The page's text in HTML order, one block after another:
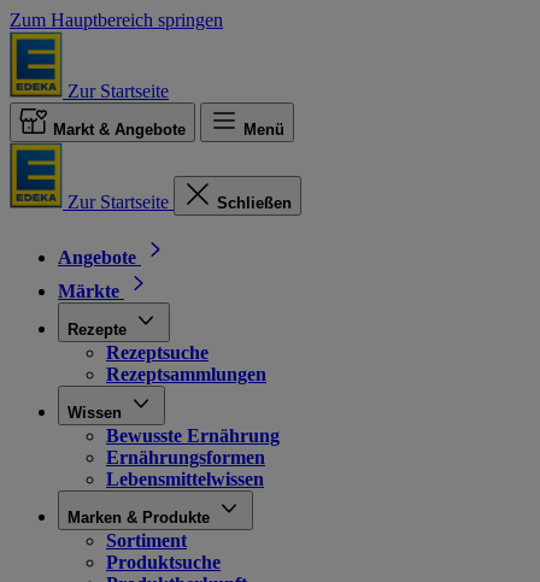
Zum Hauptbereich springen
Zur Startseite
Markt & Angebote Menü
Zur Startseite Schließen
Angebote
Märkte
Rezepte
Rezeptsuche
Rezeptsammlungen
Wissen
Bewusste Ernährung
Ernährungsformen
Lebensmittelwissen
Marken & Produkte
Sortiment
Produktsuche